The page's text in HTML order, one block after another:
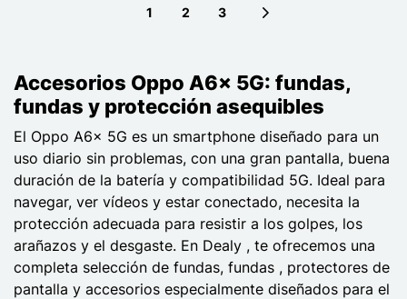
1 2 3
Accesorios Oppo A6x 5G: fundas,
fundas y protección asequibles
El Oppo A6x 5G es un smartphone diseñado para un
uso diario sin problemas, con una gran pantalla, buena
duración de la batería y compatibilidad 5G. Ideal para
navegar, ver vídeos y estar conectado, necesita la
protección adecuada para resistir a los golpes, los
arañazos y el desgaste. En Dealy , te ofrecemos una
completa selección de fundas, fundas , protectores de
pantalla y accesorios especialmente diseñados para el